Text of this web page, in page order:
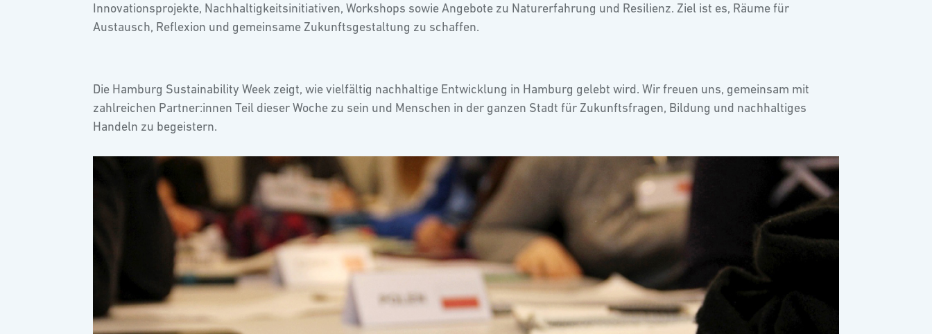
Innovationsprojekte, Nachhaltigkeitsinitiativen, Workshops sowie Angebote zu Naturerfahrung und Resilienz. Ziel ist es, Räume für
Austausch, Reflexion und gemeinsame Zukunftsgestaltung zu schaffen.
Die Hamburg Sustainability Week zeigt, wie vielfältig nachhaltige Entwicklung in Hamburg gelebt wird. Wir freuen uns, gemeinsam mit
zahlreichen Partner:innen Teil dieser Woche zu sein und Menschen in der ganzen Stadt für Zukunftsfragen, Bildung und nachhaltiges
Handeln zu begeistern.